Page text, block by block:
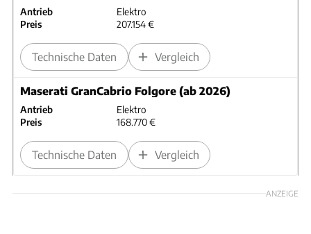
Antrieb
Elektro
Preis
207.154 €
Technische Daten Vergleich
Maserati GranCabrio Folgore (ab 2026)
Antrieb
Elektro
Preis
168.770 €
Technische Daten Vergleich
ANZEIGE